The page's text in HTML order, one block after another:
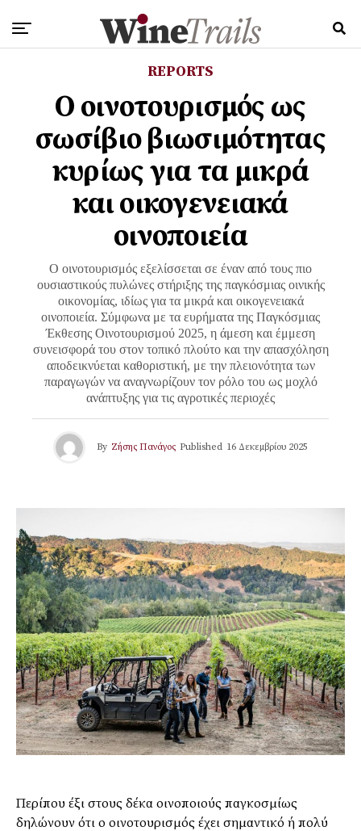
REPORTS
Ο οινοτουρισμός ως
σωσίβιο βιωσιμότητας
κυρίως για τα μικρά
και οικογενειακά
οινοποιεία
Ο οινοτουρισμός εξελίσσεται σε έναν από τους πιο
ουσιαστικούς πυλώνες στήριξης της παγκόσμιας οινικής
οικονομίας, ιδίως για τα μικρά και οικογενειακά
οινοποιεία. Σύμφωνα με τα ευρήματα της Παγκόσμιας
Έκθεσης Οινοτουρισμού 2025, η άμεση και έμμεση
συνεισφορά του στον τοπικό πλούτο και την απασχόληση
αποδεικνύεται καθοριστική, με την πλειονότητα των
παραγωγών να αναγνωρίζουν τον ρόλο του ως μοχλό
ανάπτυξης για τις αγροτικές περιοχές
By Ζήσης Πανάγος Published 16 Δεκεμβρίου 2025
Περίπου έξι στους δέκα οινοποιούς παγκοσμίως
δηλώνουν ότι ο οινοτουρισμός έχει σημαντικό ή πολύ